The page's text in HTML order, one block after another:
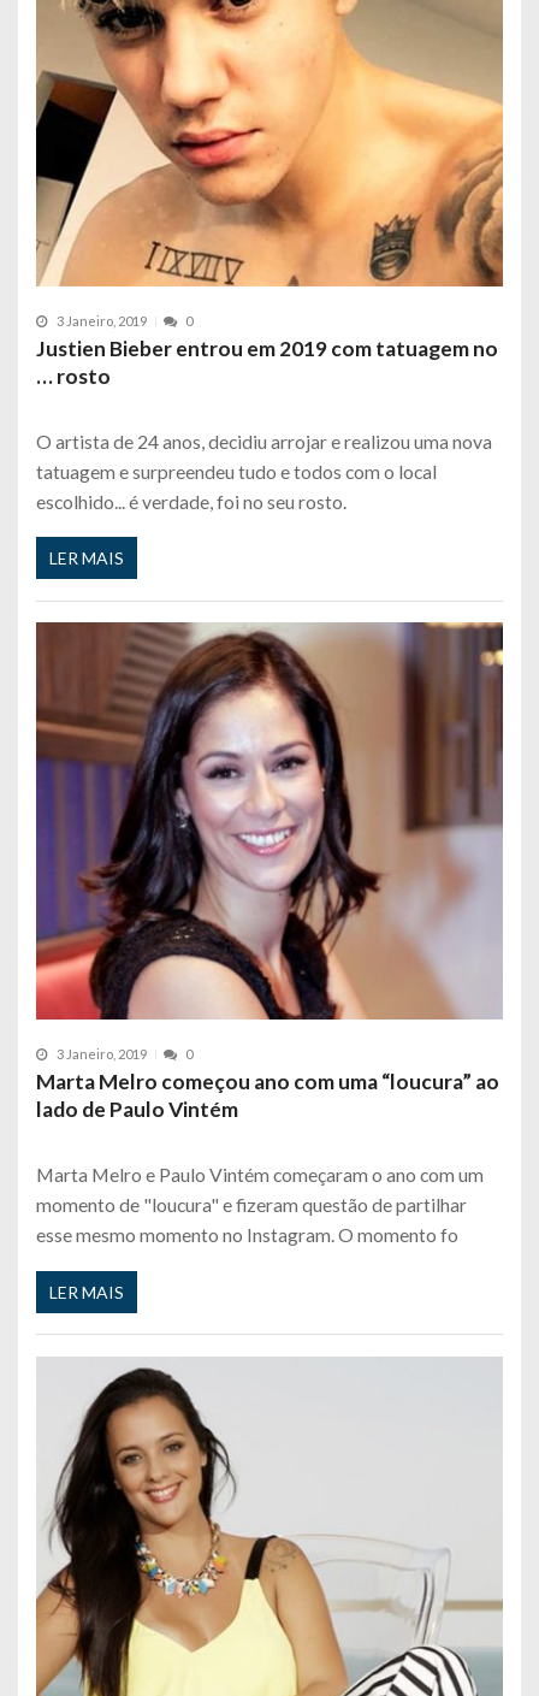
3 Janeiro, 2019 0
Justien Bieber entrou em 2019 com tatuagem no
… rosto
O artista de 24 anos, decidiu arrojar e realizou uma nova
tatuagem e surpreendeu tudo e todos com o local
escolhido... é verdade, foi no seu rosto.
LER MAIS
3 Janeiro, 2019 0
Marta Melro começou ano com uma “loucura” ao
lado de Paulo Vintém
Marta Melro e Paulo Vintém começaram o ano com um
momento de "loucura" e fizeram questão de partilhar
esse mesmo momento no Instagram. O momento fo
LER MAIS